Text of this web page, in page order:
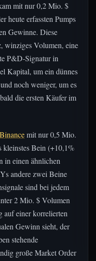
mit nur 0,2 Mio. $
heute erfassten Pumps
Gewinne. Diese
winziges Volumen, eine
P&D-Signatur in
Kapital, um ein dünnes
noch weniger, um es
die ersten Käufer im
Binancemit nur 0,5 Mio.
Bein (+10,1%
in einen ähnlichen
andere zwei Beine
sind bei jedem
2 Mio. $ Volumen
auf einer korrelierten
Gewinn sieht, der
stehende
große Market Order